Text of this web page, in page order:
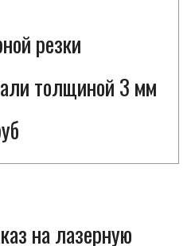
резки
толщиной 3 мм
на лазерную